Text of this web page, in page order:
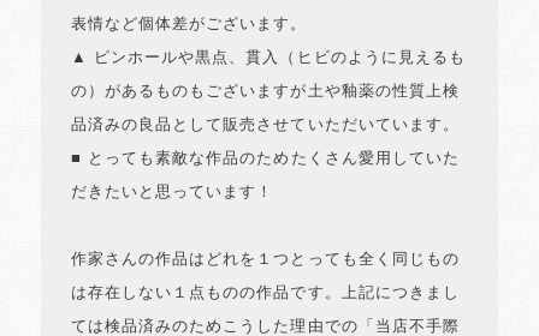
表情など個体差がございます。
▲ ピンホールや黒点、貫入（ヒビのように見えるも
の）があるものもございますが土や釉薬の性質上検
品済みの良品として販売させていただいています。
■ とっても素敵な作品のためたくさん愛用していた
だきたいと思っています！
作家さんの作品はどれを１つとっても全く同じもの
は存在しない１点ものの作品です。上記につきまし
ては検品済みのためこうした理由での「当店不手際